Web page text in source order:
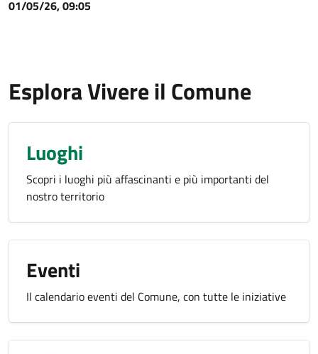
01/05/26, 09:05
Esplora Vivere il Comune
Luoghi
Scopri i luoghi più affascinanti e più importanti del
nostro territorio
Eventi
Il calendario eventi del Comune, con tutte le iniziative